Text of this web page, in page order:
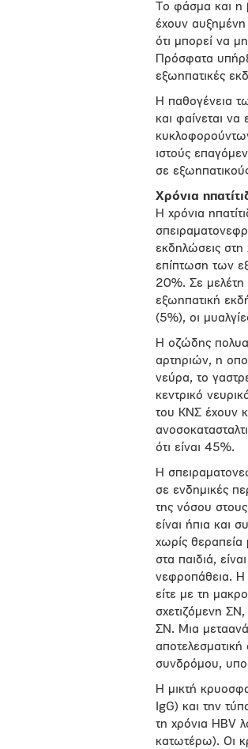
Το φάσμα και η
έχουν
ότι μπορεί να
Πρόσφατα
εξωηπατικές
Η παθογένεια
και φαίνεται
ιστούς
σε
Χρόνια
Η χρόνια
εκδηλώσεις στη
επίπτωση των
20%. Σε μελέτη
εξωηπατική
(5%), οι
Η οζώδης
αρτηριών, η
νεύρα, το
κεντρικό
του ΚΝΣ έχουν
ότι είναι 45%.
Η
σε ενδημικές
της νόσου
είναι ήπια και
χωρίς θεραπεία
στα παιδιά,
νεφροπάθεια. Η
είτε με τη
σχετιζόμενη
ΣΝ. Μια
συνδρόμου,
Η μικτή
IgG) και την
τη χρόνια HBV
κατωτέρω). Οι